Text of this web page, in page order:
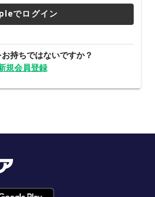
でログイン
持ちではないですか？
規会員登録